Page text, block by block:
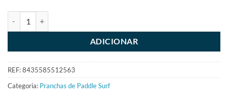
ADICIONAR
REF:8435585512563
Categoria: Pranchas de Paddle Surf